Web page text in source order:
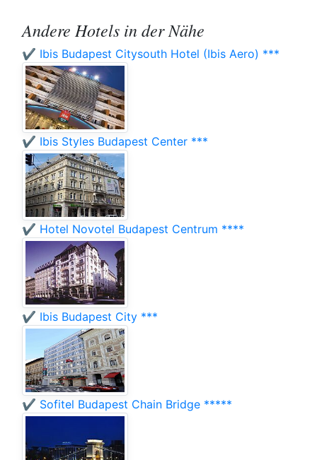
Andere Hotels in der Nähe
✔️ Ibis Budapest Citysouth Hotel (Ibis Aero) ***
✔️ Ibis Styles Budapest Center ***
✔️ Hotel Novotel Budapest Centrum ****
✔️ Ibis Budapest City ***
✔️ Sofitel Budapest Chain Bridge *****